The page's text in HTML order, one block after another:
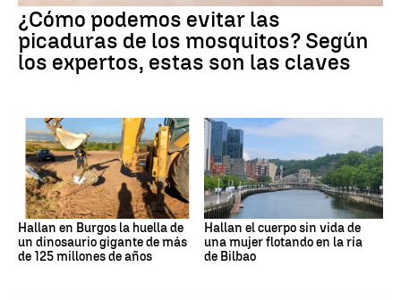
¿Cómo podemos evitar las
picaduras de los mosquitos? Según
los expertos, estas son las claves
Hallan en Burgos la huella de
un dinosaurio gigante de más
de 125 millones de años
Hallan el cuerpo sin vida de
una mujer flotando en la ría
de Bilbao